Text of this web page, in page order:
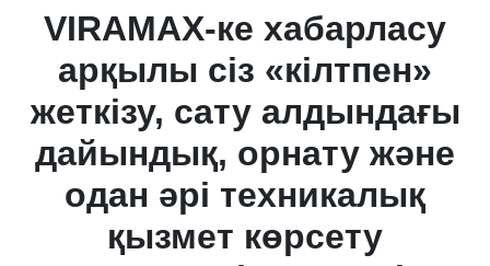
VIRAMAX-ке хабарласу
арқылы сіз «кілтпен»
жеткізу, сату алдындағы
дайындық, орнату және
одан әрі техникалық
қызмет көрсету